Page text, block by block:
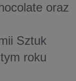
oraz
Sztuk
roku